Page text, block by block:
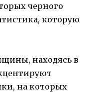
черного
которую
находясь в
на которых